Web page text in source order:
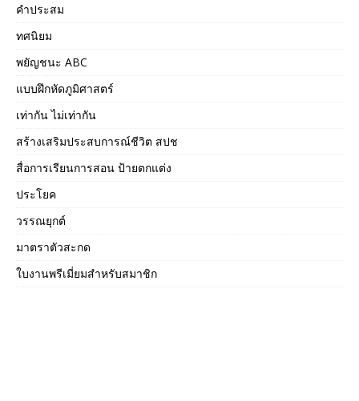
คำประสม
ทศนิยม
พยัญชนะ ABC
แบบฝึกหัดภูมิศาสตร์
เท่ากัน ไม่เท่ากัน
สร้างเสริมประสบการณ์ชีวิต สปช
สื่อการเรียนการสอน ป้ายตกแต่ง
ประโยค
วรรณยุกต์
มาตราตัวสะกด
ใบงานพรีเมี่ยมสำหรับสมาชิก